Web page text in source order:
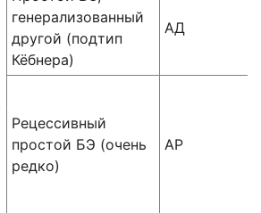
генерализованный
другой (подтип
Кёбнера)
АД
Рецессивный
простой БЭ (очень
редко)
АР